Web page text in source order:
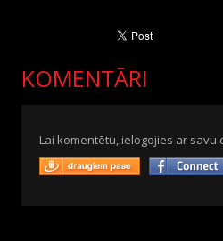
KOMENTĀRI
Lai komentētu, ielogojies ar savu